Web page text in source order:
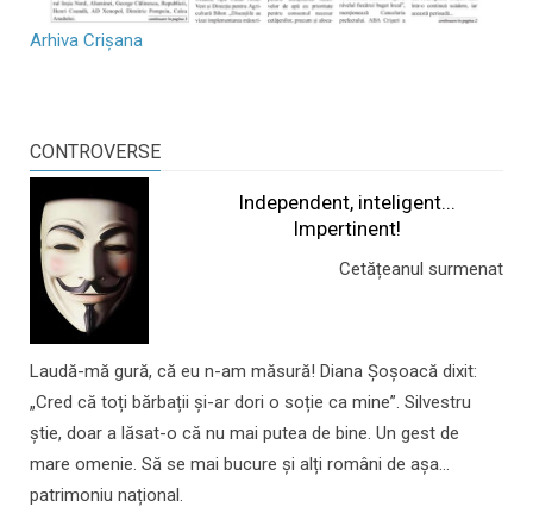
Arhiva Crișana
CONTROVERSE
Independent, inteligent...
Impertinent!
Cetățeanul surmenat
Laudă-mă gură, că eu n-am măsură! Diana Șoșoacă dixit:
„Cred că toți bărbații și-ar dori o soție ca mine”. Silvestru
știe, doar a lăsat-o că nu mai putea de bine. Un gest de
mare omenie. Să se mai bucure și alți români de așa...
patrimoniu național.